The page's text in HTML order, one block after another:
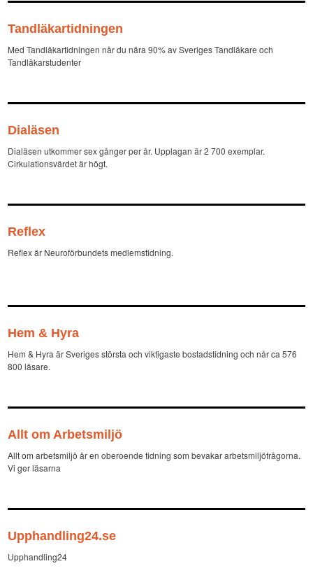
Tandläkartidningen
Med Tandläkartidningen når du nära 90% av Sveriges Tandläkare och
Tandläkarstudenter
Dialäsen
Dialäsen utkommer sex gånger per år. Upplagan är 2 700 exemplar.
Cirkulationsvärdet är högt.
Reflex
Reflex är Neuroförbundets medlemstidning.
Hem & Hyra
Hem & Hyra är Sveriges största och viktigaste bostadstidning och når ca 576
800 läsare.
Allt om Arbetsmiljö
Allt om arbetsmiljö är en oberoende tidning som bevakar arbetsmiljöfrågorna.
Vi ger läsarna
Upphandling24.se
Upphandling24